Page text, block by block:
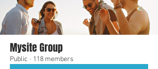
Mysite Group
Public · 118 members